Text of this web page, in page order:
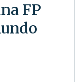
FP